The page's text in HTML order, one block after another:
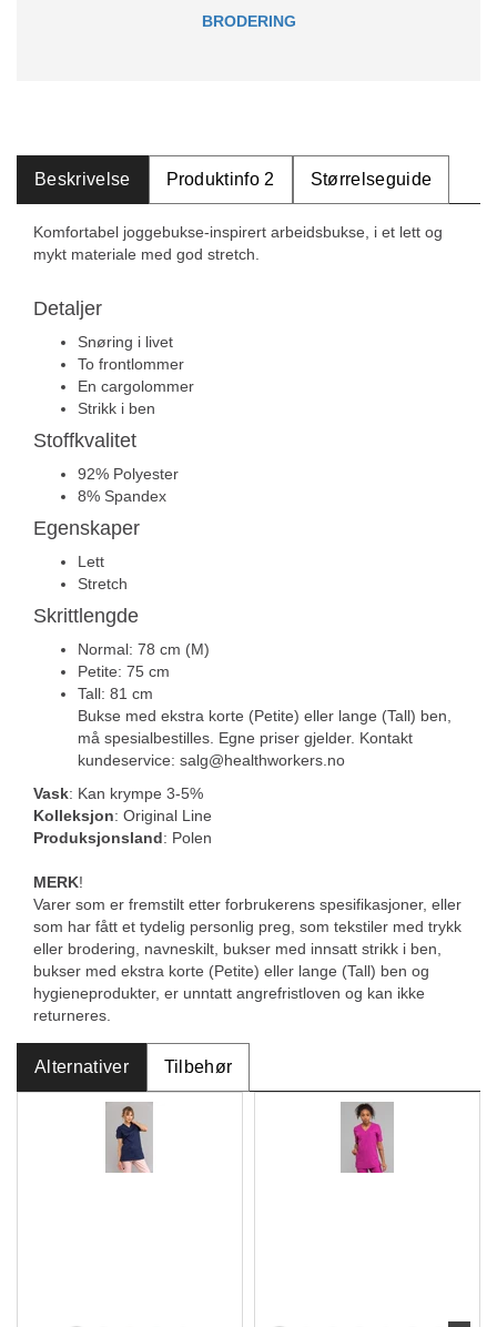
BRODERING
Beskrivelse Produktinfo 2 Størrelseguide
Komfortabel joggebukse-inspirert arbeidsbukse, i et lett og
mykt materiale med god stretch.
Detaljer
Snøring i livet
To frontlommer
En cargolommer
Strikk i ben
Stoffkvalitet
92% Polyester
8% Spandex
Egenskaper
Lett
Stretch
Skrittlengde
Normal: 78 cm (M)
Petite: 75 cm
Tall: 81 cm
Bukse med ekstra korte (Petite) eller lange (Tall) ben,
må spesialbestilles. Egne priser gjelder. Kontakt
kundeservice: salg@healthworkers.no
Vask: Kan krympe 3-5%
Kolleksjon: Original Line
Produksjonsland: Polen
MERK!
Varer som er fremstilt etter forbrukerens spesifikasjoner, eller
som har fått et tydelig personlig preg, som tekstiler med trykk
eller brodering, navneskilt, bukser med innsatt strikk i ben,
bukser med ekstra korte (Petite) eller lange (Tall) ben og
hygieneprodukter, er unntatt angrefristloven og kan ikke
returneres.
Alternativer Tilbehør